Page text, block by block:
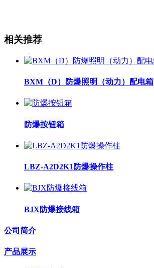
相关推荐
BXM（D）防爆照明（动力）配电箱
防爆按钮箱
LBZ-A2D2K1防爆操作柱
BJX防爆接线箱
公司简介
产品展示